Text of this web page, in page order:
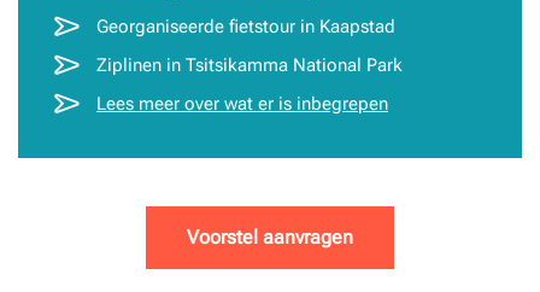
Georganiseerde fietstour in Kaapstad
Ziplinen in Tsitsikamma National Park
Lees meer over wat er is inbegrepen
Voorstel aanvragen